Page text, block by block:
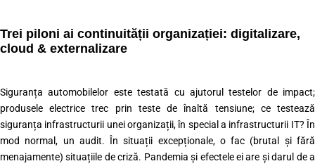
Trei piloni ai continuității organizației: digitalizare,
cloud & externalizare
Siguranța automobilelor este testată cu ajutorul testelor de impact;
produsele electrice trec prin teste de înaltă tensiune; ce testează
siguranța infrastructurii unei organizații, în special a infrastructurii IT? În
mod normal, un audit. În situații excepționale, o fac (brutal și fără
menajamente) situațiile de criză. Pandemia și efectele ei are și darul de a